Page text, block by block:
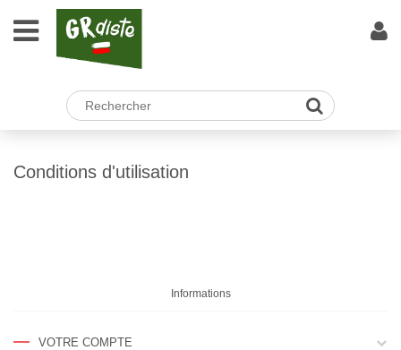
Conditions d'utilisation
Informations
VOTRE COMPTE